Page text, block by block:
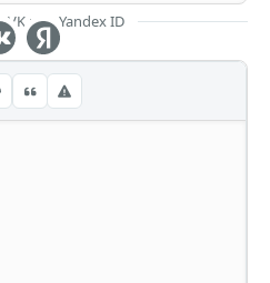
VK или Yandex ID